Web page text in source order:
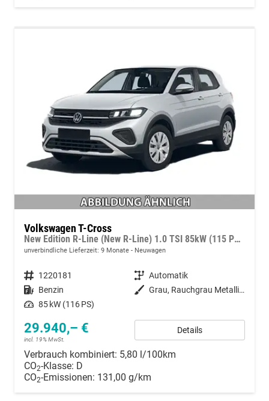
Volkswagen T-Cross
New Edition R-Line (New R-Line) 1.0 TSI 85kW (115 PS) 7-Gang DSG
unverbindliche Lieferzeit: 9 Monate Neuwagen
Fahrzeugnummer 1220181 Getriebe Automatik
Kraftstoff Benzin Außenfarbe
Grau, Rauchgrau Metallic (5W)
Leistung 85 kW (116 PS)
29.940,– €
incl. 19% MwSt.
Details
Verbrauch kombiniert: 5,80 l/100km
CO2-Klasse: D
CO2-Emissionen: 131,00 g/km